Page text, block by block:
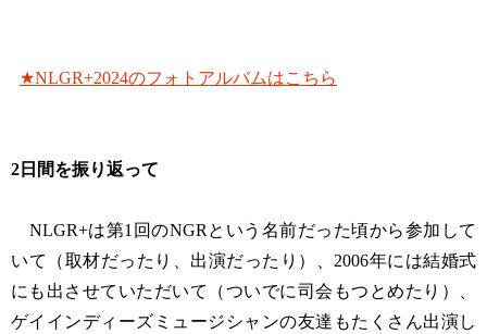
★NLGR+2024のフォトアルバムはこちら
2日間を振り返って
NLGR+は第1回のNGRという名前だった頃から参加して
いて（取材だったり、出演だったり）、2006年には結婚式
にも出させていただいて（ついでに司会もつとめたり）、
ゲイインディーズミュージシャンの友達もたくさん出演し